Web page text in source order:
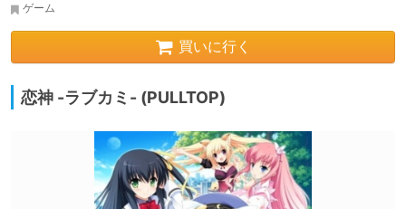
ゲーム
買いに行く
恋神 -ラブカミ- (PULLTOP)